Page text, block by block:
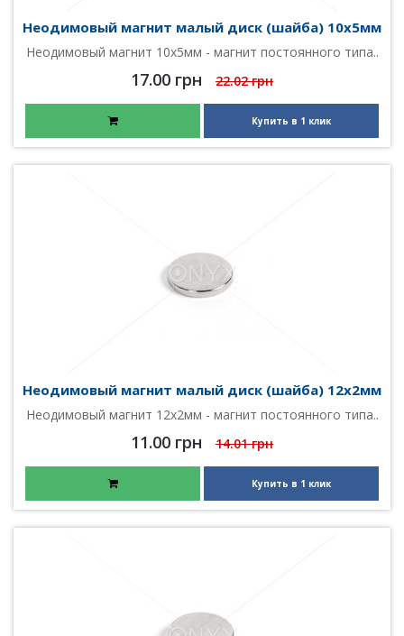
Неодимовый магнит малый диск (шайба) 10х5мм
Неодимовый магнит 10х5мм - магнит постоянного типа..
17.00 грн 22.02 грн
Купить в 1 клик
Неодимовый магнит малый диск (шайба) 12х2мм
Неодимовый магнит 12х2мм - магнит постоянного типа..
11.00 грн 14.01 грн
Купить в 1 клик